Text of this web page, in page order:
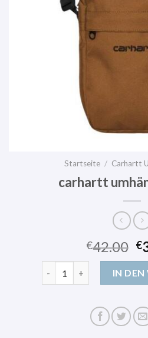
Startseite / Carhartt
carhartt
€42.00 €
IN DEN